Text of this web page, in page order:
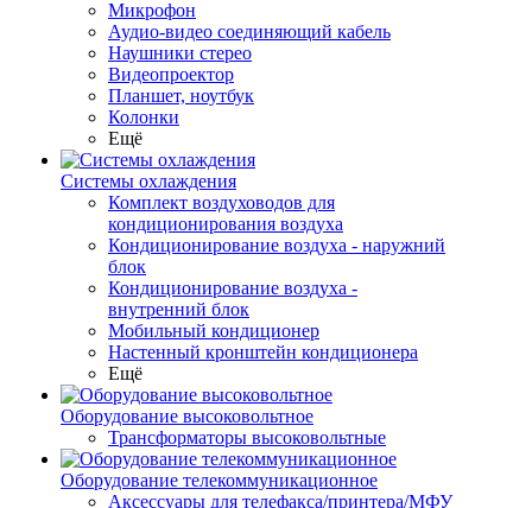
Микрофон
Аудио-видео соединяющий кабель
Наушники стерео
Видеопроектор
Планшет, ноутбук
Колонки
Ещё
Системы охлаждения
Комплект воздуховодов для
кондиционирования воздуха
Кондиционирование воздуха - наружний
блок
Кондиционирование воздуха -
внутренний блок
Мобильный кондиционер
Настенный кронштейн кондиционера
Ещё
Оборудование высоковольтное
Трансформаторы высоковольтные
Оборудование телекоммуникационное
Аксессуары для телефакса/принтера/МФУ